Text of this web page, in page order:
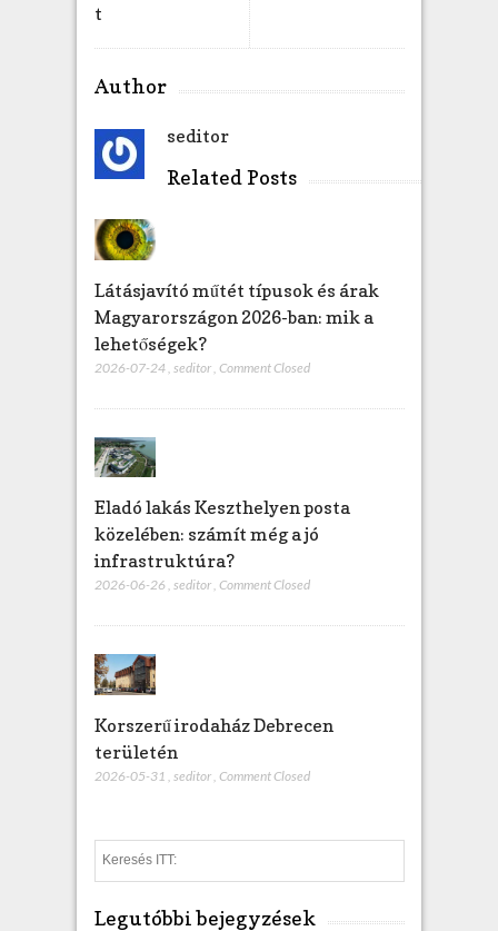
t
Author
seditor
Related Posts
Látásjavító műtét típusok és árak
Magyarországon 2026-ban: mik a
lehetőségek?
2026-07-24 seditor Comment Closed
Eladó lakás Keszthelyen posta
közelében: számít még a jó
infrastruktúra?
2026-06-26 , seditor, Comment Closed
Korszerű irodaház Debrecen
területén
2026-05-31 seditor Comment Closed
e
Legutóbbi bejegyzések